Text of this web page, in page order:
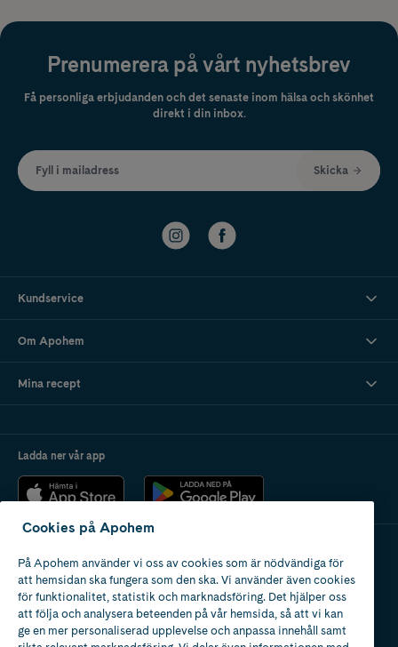
Prenumerera på vårt nyhetsbrev
Få personliga erbjudanden och det senaste inom hälsa och skönhet
direkt i din inbox.
Fyll i mailadress Skicka
Kundservice
Om Apohem
Mina recept
Ladda ner vår app
Apotek med tillstånd
av Läkemedelsverket
Cookies på Apohem
På Apohem använder vi oss av cookies som är nödvändiga för
att hemsidan ska fungera som den ska. Vi använder även cookies
för funktionalitet, statistik och marknadsföring. Det hjälper oss
att följa och analysera beteenden på vår hemsida, så att vi kan
ge en mer personaliserad upplevelse och anpassa innehåll samt